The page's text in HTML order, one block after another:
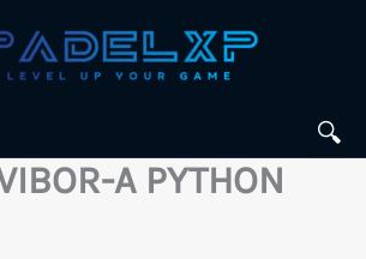
🔍
A PYTHON